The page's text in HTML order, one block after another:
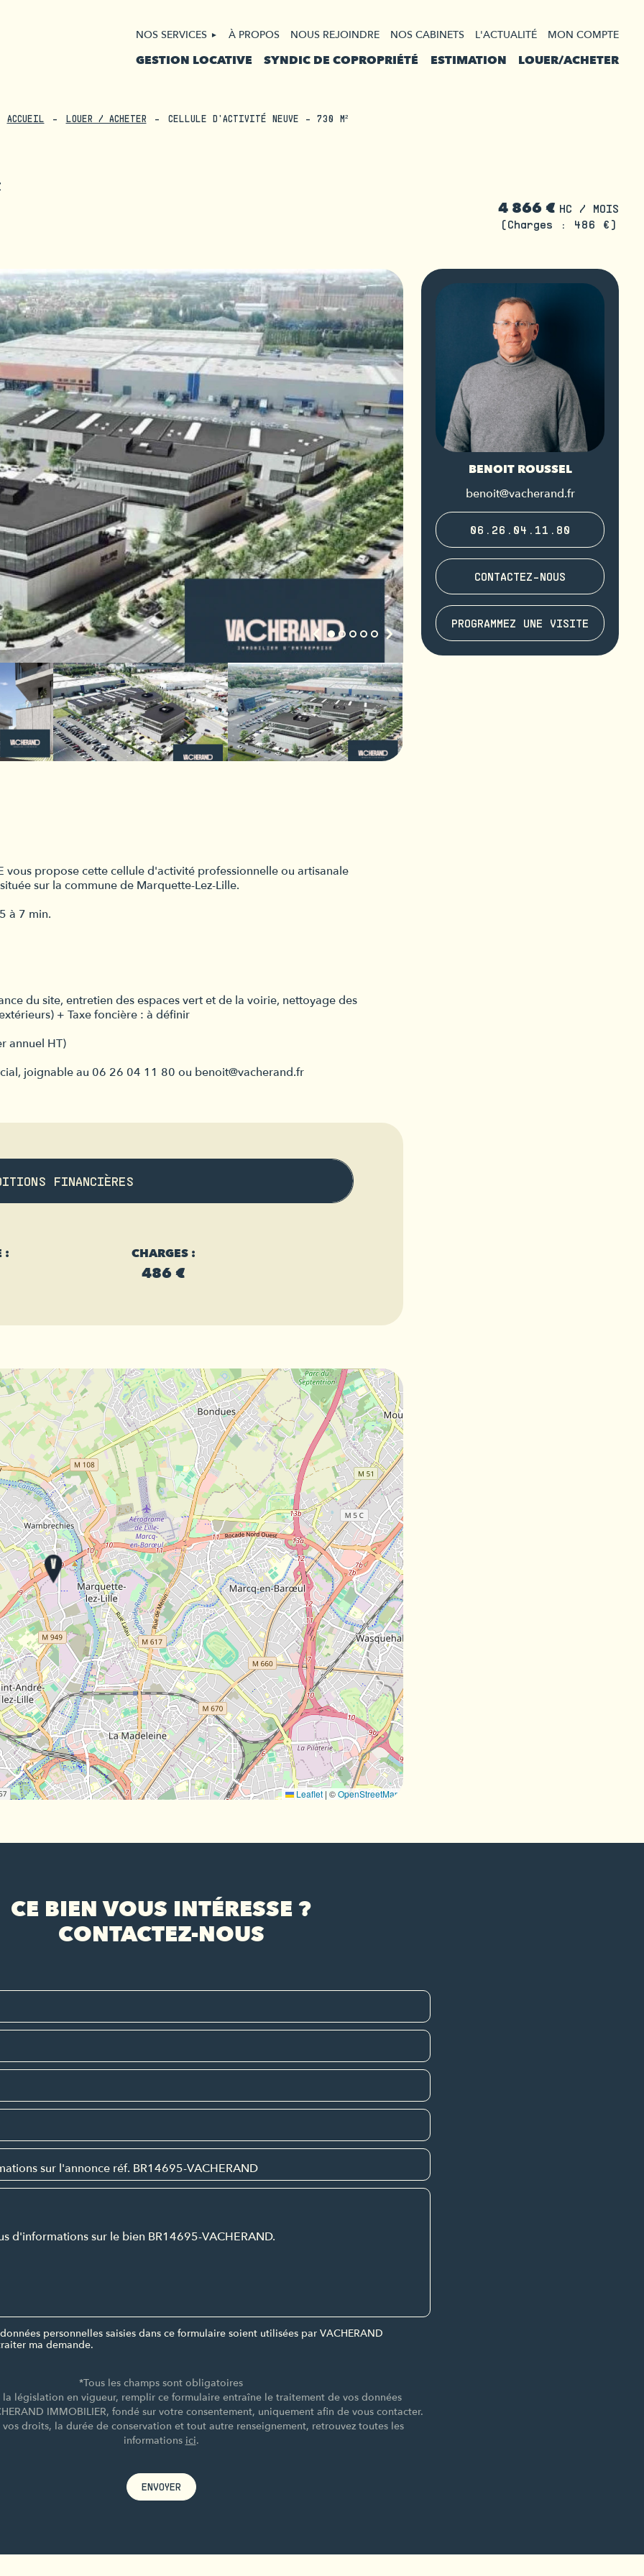
NOS SERVICES À PROPOS NOUS REJOINDRE NOS CABINETS L'ACTUALITÉ MON COMPTE
GESTION LOCATIVE SYNDIC DE COPROPRIÉTÉ ESTIMATION LOUER/ACHETER
ACCUEIL LOUER / ACHETER CELLULE D'ACTIVITÉ NEUVE - 730 M²
4 866 € HC / MOIS
(Charges : 486 €)
vous propose cette cellule d'activité professionnelle ou artisanale
sur la commune de Marquette-Lez-Lille.
à 7 min.
du site, entretien des espaces vert et de la voirie, nettoyage des
+ Taxe foncière : à définir
annuel HT)
joignable au 06 26 04 11 80 ou benoit@vacherand.fr
FINANCIÈRES
: CHARGES :
486 €
Leaflet | ©OpenStreetMap
BENOIT ROUSSEL
benoit@vacherand.fr
06.26.04.11.80
CONTACTEZ-NOUS
PROGRAMMEZ UNE VISITE
CE BIEN VOUS INTÉRESSE ?
CONTACTEZ-NOUS
personnelles saisies dans ce formulaire soient utilisées par VACHERAND
ma demande.
*Tous les champs sont obligatoires
législation en vigueur, remplir ce formulaire entraîne le traitement de vos données
IMMOBILIER, fondé sur votre consentement, uniquement afin de vous contacter.
vos droits, la durée de conservation et tout autre renseignement, retrouvez toutes les
informations ici.
ENVOYER